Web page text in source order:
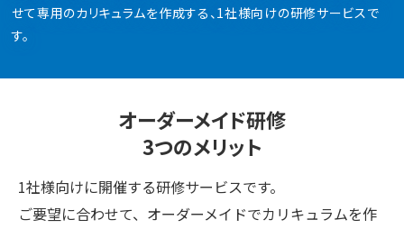
せて専用のカリキュラムを作成する、1社様向けの研修サービスで
す。
オーダーメイド研修
3つのメリット
1社様向けに開催する研修サービスです。
ご要望に合わせて、オーダーメイドでカリキュラムを作